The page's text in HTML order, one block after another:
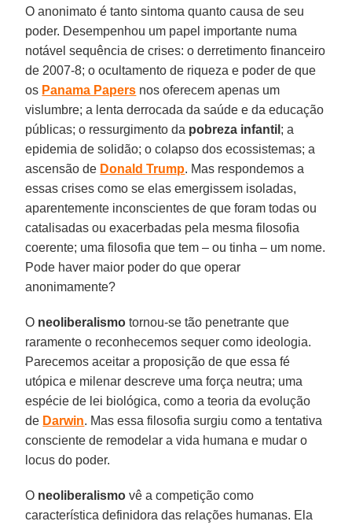
O anonimato é tanto sintoma quanto causa de seu
poder. Desempenhou um papel importante numa
notável sequência de crises: o derretimento financeiro
de 2007-8; o ocultamento de riqueza e poder de que
os Panama Papers nos oferecem apenas um
vislumbre; a lenta derrocada da saúde e da educação
públicas; o ressurgimento da pobreza infantil ; a
epidemia de solidão; o colapso dos ecossistemas; a
ascensão de Donald Trump. Mas respondemos a
essas crises como se elas emergissem isoladas,
aparentemente inconscientes de que foram todas ou
catalisadas ou exacerbadas pela mesma filosofia
coerente; uma filosofia que tem – ou tinha – um nome.
Pode haver maior poder do que operar
anonimamente?
O neoliberalismo tornou-se tão penetrante que
raramente o reconhecemos sequer como ideologia.
Parecemos aceitar a proposição de que essa fé
utópica e milenar descreve uma força neutra; uma
espécie de lei biológica, como a teoria da evolução
de Darwin. Mas essa filosofia surgiu como a tentativa
consciente de remodelar a vida humana e mudar o
locus do poder.
O neoliberalismo vê a competição como
característica definidora das relações humanas. Ela